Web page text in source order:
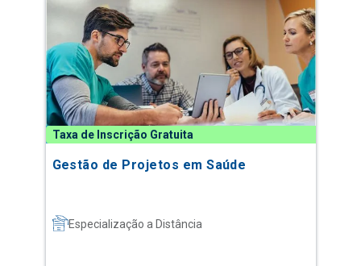
Taxa de Inscrição Gratuita
Gestão de Projetos em Saúde
Especialização a Distância